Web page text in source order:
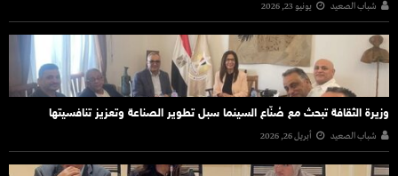
شباب الصعيد يونيو 23, 2026
وزيرة الثقافة تبحث مع صُنّاع السينما سبل تطوير الصناعة وتعزيز تنافسيتها
شباب الصعيد أبريل 26, 2026